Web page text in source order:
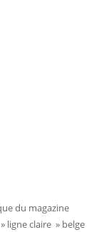
du magazine
ligne claire » belge